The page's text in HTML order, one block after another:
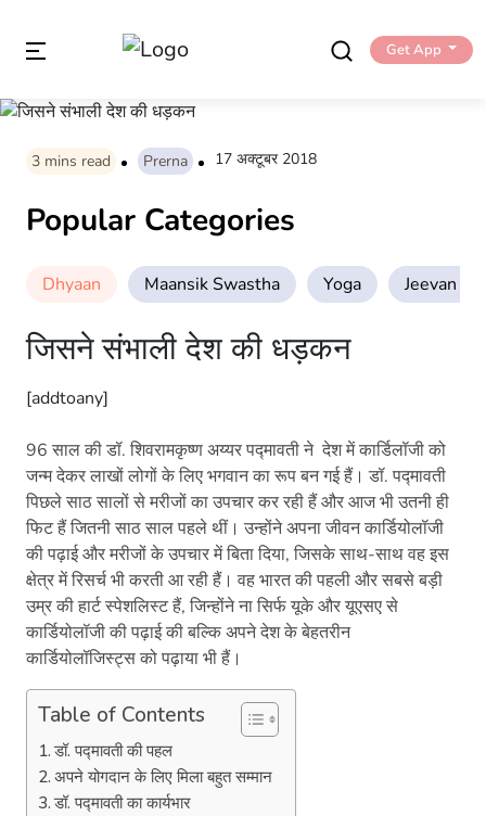
Get App
3 mins read Prerna 17 अक्टूबर 2018
Popular Categories
Dhyaan Maansik Swastha Yoga Jeevan
जिसने संभाली देश की धड़कन
[addtoany]
96 साल की डॉ. शिवरामकृष्ण अय्यर पद्मावती ने देश में कार्डिलॉजी को
जन्म देकर लाखों लोगों के लिए भगवान का रूप बन गई हैं। डॉ. पद्मावती
पिछले साठ सालों से मरीजों का उपचार कर रही हैं और आज भी उतनी ही
फिट हैं जितनी साठ साल पहले थीं। उन्होंने अपना जीवन कार्डियोलॉजी
की पढ़ाई और मरीजों के उपचार में बिता दिया, जिसके साथ-साथ वह इस
क्षेत्र में रिसर्च भी करती आ रही हैं। वह भारत की पहली और सबसे बड़ी
उम्र की हार्ट स्पेशलिस्ट हैं, जिन्होंने ना सिर्फ यूके और यूएसए से
कार्डियोलॉजी की पढ़ाई की बल्कि अपने देश के बेहतरीन
कार्डियोलॉजिस्ट्स को पढ़ाया भी हैं।
Table of Contents
डॉ. पद्मावती की पहल
अपने योगदान के लिए मिला बहुत सम्मान
डॉ. पद्मावती का कार्यभार